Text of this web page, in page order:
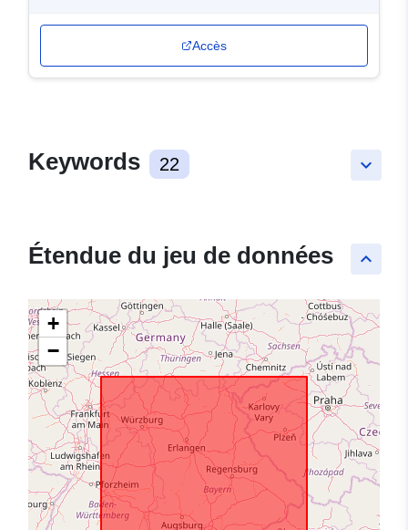
Accès
keyboard_arrow_down
Keywords 22
keyboard_arrow_up
Étendue du jeu de données
+
−